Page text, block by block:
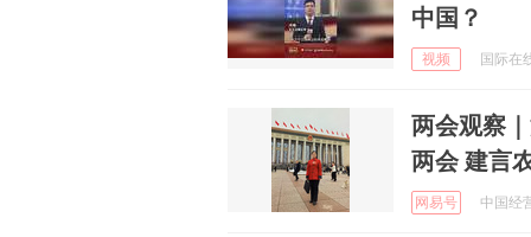
中国？
视频 国际在
两会观察
两会 建言
网易号 中国经